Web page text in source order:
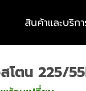
สินค้าและบริก
โตน 225/